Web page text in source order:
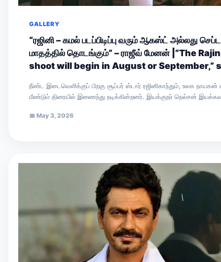
GALLERY
“ரஜினி – கமல் படப்பிடிப்பு வரும் ஆகஸ்ட் அல்லது
மாதத்தில் தொடங்கும்” – ராஜீவ் மேனன் |”The
shoot will begin in August or September,”
நீண்ட இடைவெளிக்குப் பிறகு சூப்பர் ஸ்டார் ரஜினிகாந்தும், உலக
மீண்டும் திரையில் இணைந்து நடிக்கின்றனர். இயக்குநர் நெல்சன்
📅 May 3, 2026